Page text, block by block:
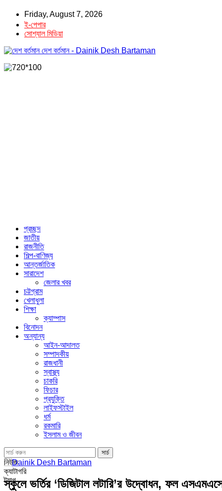
Friday, August 7, 2026
ই-পেপার
সোশ্যাল মিডিয়া
দেশ বর্তমান - Dainik Desh Bartaman
প্রচ্ছদ
জাতীয়
রাজনীতি
শিল্প-বাণিজ্য
আন্তর্জাতিক
সারাদেশ
জেলার খবর
চট্টগ্রাম
খেলাধুলা
শিক্ষা
ক্যাম্পাস
বিনোদন
অন্যান্য
আইন-আদালত
সম্পাদকীয়
রাজধানী
স্বাস্থ্য
চাকরি
ফিচার
প্রযুক্তি
লাইফস্টাইল
ধর্ম
রকমারি
ইসলাম ও জীবন
নিউজ
ক্যাটাগরি
ট্যাগ
স্কুলে ভর্তির ‘ডিজিটাল লটারি’র উদ্বোধন, ফল